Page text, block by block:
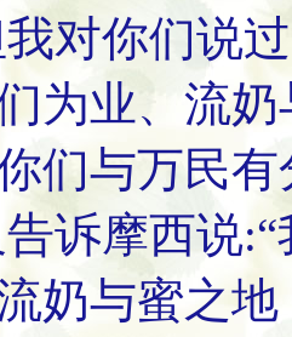
对你们说
为业、流
们与万民有
诉摩西说
奶与蜜之